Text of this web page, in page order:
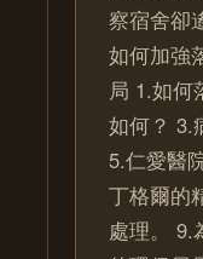
察宿舍卻
如何加強
局 1.如何
如何？ 3.
5.仁愛醫
丁格爾的
處理。 9.